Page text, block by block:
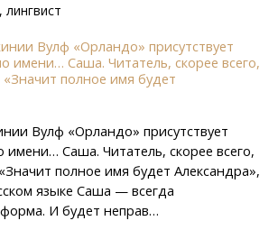
лингвист
Вулф «Орландо» присутствует
имени… Саша. Читатель, скорее всего,
«Значит полное имя будет
Вулф «Орландо» присутствует
имени… Саша. Читатель, скорее всего,
полное имя будет Александра»,
языке Саша — всегда
И будет неправ…